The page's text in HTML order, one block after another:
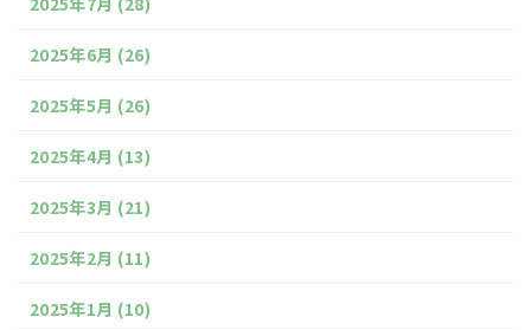
2025年6月 (26)
2025年5月 (26)
2025年4月 (13)
2025年3月 (21)
2025年2月 (11)
2025年1月 (10)